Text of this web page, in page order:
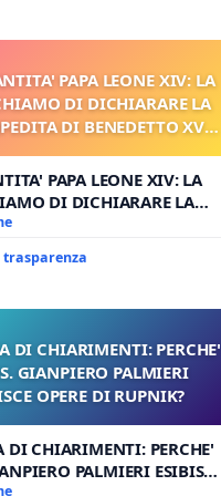
PAPA LEONE XIV: LA
DI DICHIARARE LA
DI BENEDETTO XVI
PROCESSO
PAPA LEONE XIV: LA
DI DICHIARARE LA
DI BENEDETTO XVI
trasparenza
DI CHIARIMENTI: PERCHE'
GIANPIERO PALMIERI
OPERE DI RUPNIK?
DI CHIARIMENTI: PERCHE'
PALMIERI ESIBISCE